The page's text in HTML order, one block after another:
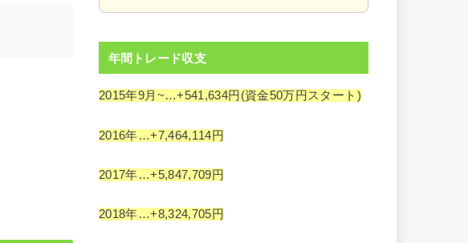
年間トレード収支
2015年9月~…+541,634円(資金50万円スタート)
2016年…+7,464,114円
2017年…+5,847,709円
2018年…+8,324,705円